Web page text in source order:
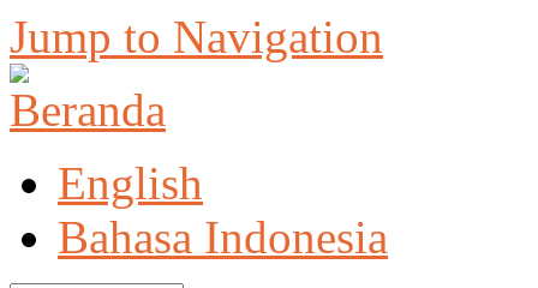
Jump to Navigation
English
Bahasa Indonesia